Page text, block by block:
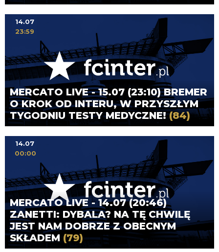
MERCATO LIVE - 15.07 (23:10) BREMER
O KROK OD INTERU, W PRZYSZŁYM
TYGODNIU TESTY MEDYCZNE!(84)
14.07
23:59
MERCATO LIVE - 14.07 (20:46)
ZANETTI: DYBALA? NA TĘ CHWILĘ
JEST NAM DOBRZE Z OBECNYM
SKŁADEM (79)
14.07
00:00